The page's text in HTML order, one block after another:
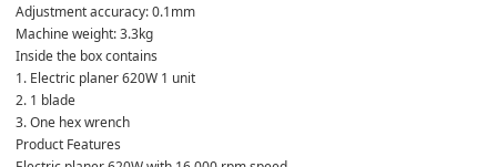
Adjustment accuracy: 0.1mm
Machine weight: 3.3kg
Inside the box contains
1. Electric planer 620W 1 unit
2. 1 blade
3. One hex wrench
Product Features